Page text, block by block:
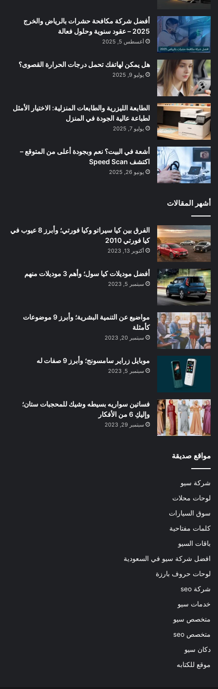
أفضل شركة مكافحة حشرات بالرياض والخرج
2025 – عقود سنوية وحلول فعالة
أغسطس 5, 2025
هل يمكن لهاتفك تحمل درجات الحرارة القصوى؟
يوليو 9, 2025
الطابعة الليزرية والطابعات المنزلية: الاختيار الأمثل
لطباعة عالية الجودة في المنزل
يوليو 7, 2025
أشعة في البيت؟ نعم وبجودة أعلى من المتوقع –
اكتشف Speed Scan
يونيو 26, 2025
أشهر المقالات
الفرق بين كيا سيراتو وكيا فورتي؛ وأبرز 8 عيوب في
كيا فورتي 2010
أكتوبر 13, 2023
أفضل موديلات كيا سول؛ وأهم 3 موديلات منهم
سبتمبر 5, 2023
مواضيع عن التنمية البشرية؛ وأبرز 9 موضوعات
كأمثلة
سبتمبر 20, 2023
موبايل زراير سامسونج؛ وأبرز 9 صفات له
سبتمبر 5, 2023
فساتين سواريه بسيطه وشيك للمحجبات ستان؛
وإليكِ 6 من الأفكار
سبتمبر 29, 2023
مواقع صديقة
شركة سيو
لوحات محلات
سوق السيارات
كلمات مفتاحية
باقات السيو
افضل شركة سيو في السعودية
لوحات حروف بارزة
شركة seo
خدمات سيو
متخصص سيو
متخصص seo
دكان سيو
موقع للكتابه